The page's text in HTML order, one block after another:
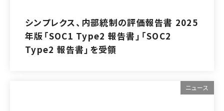
シンプレクス、内部統制の評価報告書 2025
年版「SOC1 Type2 報告書」「SOC2
Type2 報告書」を受領
ニュース